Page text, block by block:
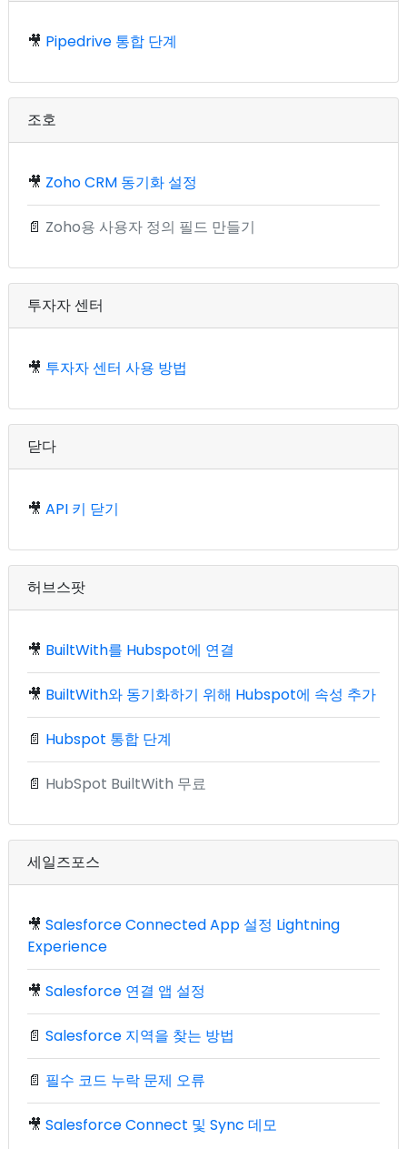
🎥 Pipedrive 통합 단계
조호
🎥 Zoho CRM 동기화 설정
📄 Zoho용 사용자 정의 필드 만들기
투자자 센터
🎥 투자자 센터 사용 방법
닫다
🎥 API 키 닫기
허브스팟
🎥 BuiltWith를 Hubspot에 연결
🎥 BuiltWith와 동기화하기 위해 Hubspot에 속성 추가
📄 Hubspot 통합 단계
📄 HubSpot BuiltWith 무료
세일즈포스
🎥 Salesforce Connected App 설정 Lightning
Experience
🎥 Salesforce 연결 앱 설정
📄 Salesforce 지역을 찾는 방법
📄 필수 코드 누락 문제 오류
🎥 Salesforce Connect 및 Sync 데모